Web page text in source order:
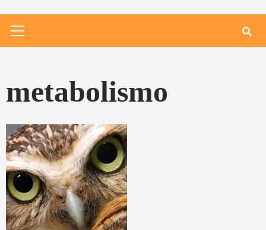
Menu
metabolismo